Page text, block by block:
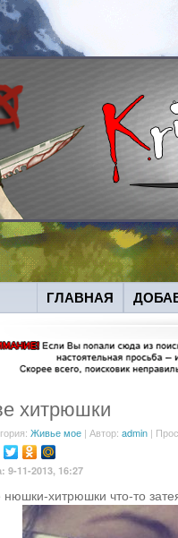
ГЛАВНАЯ
хитрюшки
Живье мое | Автор: admin |
9-11-2013, 16:27
нюшки-хитрюшки что-то